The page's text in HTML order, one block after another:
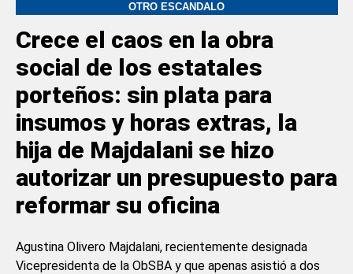
OTRO ESCÁNDALO
Crece el caos en la obra
social de los estatales
porteños: sin plata para
insumos y horas extras, la
hija de Majdalani se hizo
autorizar un presupuesto para
reformar su oficina
Agustina Olivero Majdalani, recientemente designada
Vicepresidenta de la ObSBA y que apenas asistió a dos